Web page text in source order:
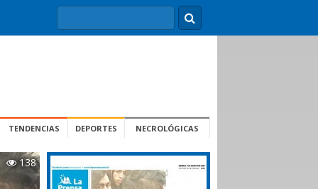
TENDENCIAS DEPORTES NECROLÓGICAS
138